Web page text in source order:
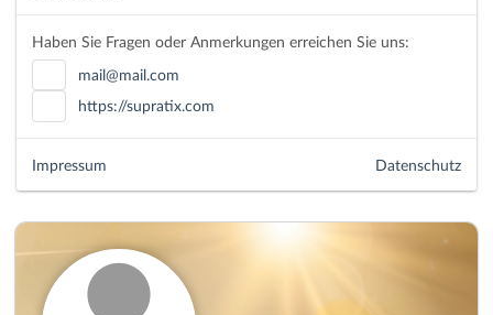
Haben Sie Fragen oder Anmerkungen erreichen Sie uns:
mail@mail.com
https://supratix.com
Datenschutz
Impressum